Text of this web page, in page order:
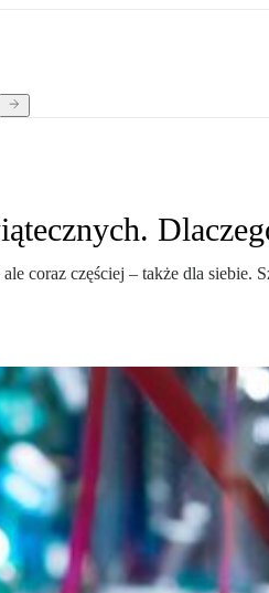
coraz częściej – także dla siebie.